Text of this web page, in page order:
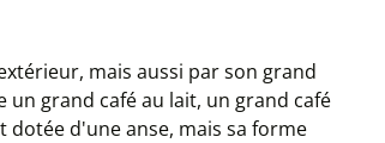
mais aussi par son grand
un grand café au lait, un grand café
dotée d'une anse, mais sa forme